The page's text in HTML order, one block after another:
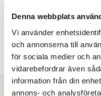
Denna webbplats
Vi använder
och annonserna till
för sociala medier och
vidarebefordrar även
information från din
annons- och
Nej
SKENBREDD/STOLPBREDD:
16 mm
Smalprofil